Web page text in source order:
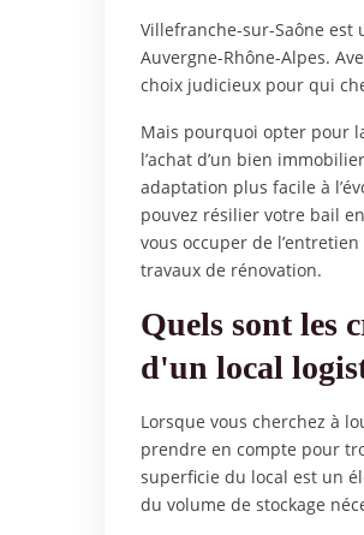
Villefranche-sur-Saône est
Auvergne-Rhône-Alpes.
choix judicieux pour qui
Mais pourquoi opter pour
l’achat d’un bien
adaptation plus facile à
pouvez résilier votre bail
vous occuper de
travaux de rénovation.
Quels sont les
d'un local
Lorsque vous cherchez à
prendre en compte pour
superficie du local est un
du volume de stockage